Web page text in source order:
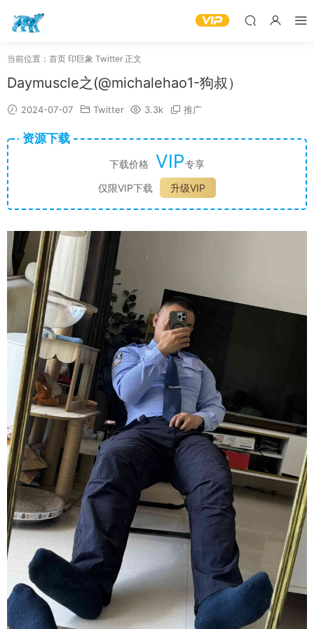
当前位置： 首页 印巨象 Twitter 正文
Daymuscle之(@michalehao1-狗叔）
2024-07-07 Twitter 3.3k 推广
资源下载
下载价格 VIP专享
仅限VIP下载
升级VIP